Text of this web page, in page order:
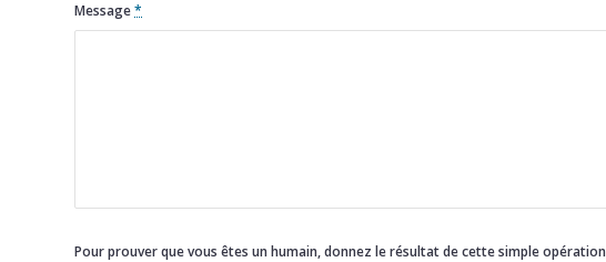
Message*
Pour prouver que vous êtes un humain, donnez le résultat de cette simple opération